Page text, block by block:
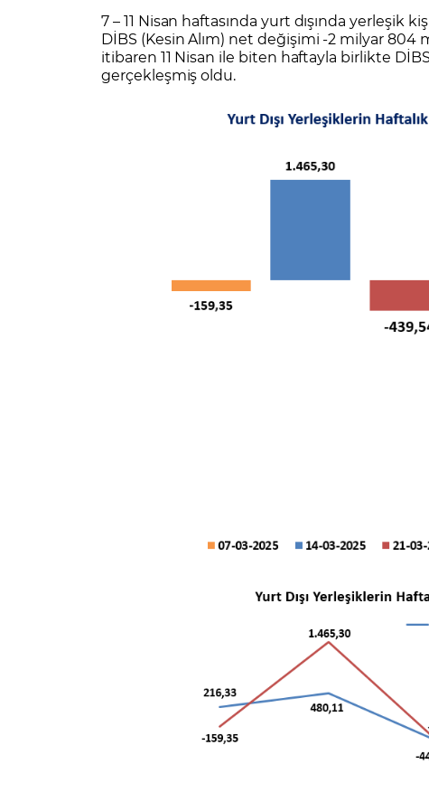
7 – 11 Nisan haftasında yurt dışında yerleşik
DİBS (Kesin Alım) net değişimi -2 milyar 804
itibaren 11 Nisan ile biten haftayla birlikte
gerçekleşmiş oldu.